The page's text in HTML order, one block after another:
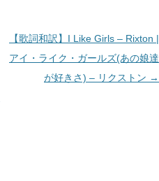
【歌詞和訳】I Like Girls – Rixton |
アイ・ライク・ガールズ(あの娘達
が好きさ) – リクストン →